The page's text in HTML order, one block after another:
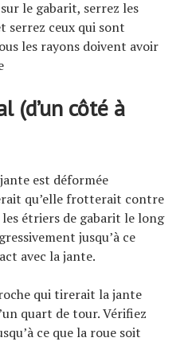
le gabarit, serrez les
serrez ceux qui sont
les rayons doivent avoir
(d’un côté à
est déformée
qu’elle frotterait contre
étriers de gabarit le long
jusqu’à ce
avec la jante.
qui tirerait la jante
quart de tour. Vérifiez
ce que la roue soit